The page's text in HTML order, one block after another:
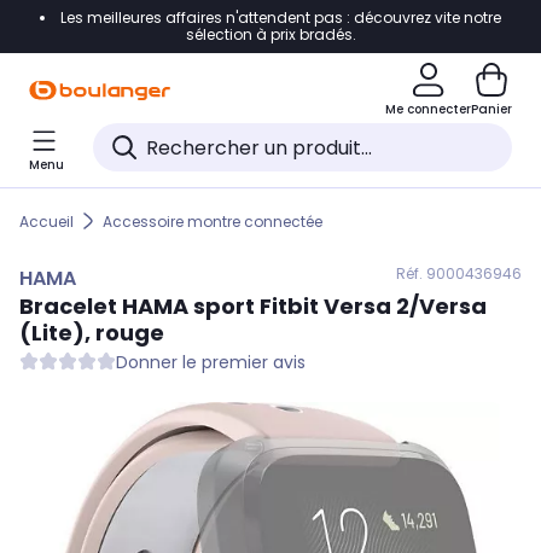
Accéder directement à la navigation
Accéder directement au pied de page
Accéder directement au chatbot
Les meilleures affaires n'attendent pas : découvrez vite notre
sélection à prix bradés.
Me connecterPanier
Menu
Accueil Accessoire montre connectée
HAMA Réf. 9000436946
Bracelet HAMAsport Fitbit Versa 2/Versa
(Lite), rouge
Donner le premier avis